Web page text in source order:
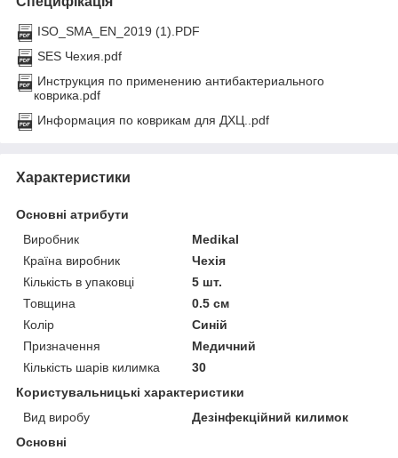
ISO_SMA_EN_2019 (1).PDF
SES Чехия.pdf
Инструкция по применению антибактериального
коврика.pdf
Информация по коврикам для ДХЦ..pdf
Характеристики
Основні атрибути
Виробник
Medikal
Країна виробник
Чехія
Кількість в упаковці
5 шт.
Товщина
0.5 см
Колір
Синій
Призначення
Медичний
Кількість шарів килимка
30
Користувальницькі характеристики
Вид виробу
Дезінфекційний килимок
Основні